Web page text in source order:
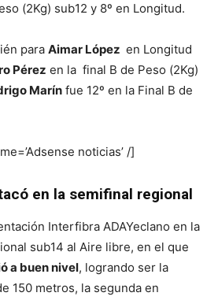
(2Kg) sub12 y 8º en Longitud.
para Aimar López en Longitud
Pérez en la final B de Peso (2Kg)
Marín fue 12º en la Final B de
noticias’ /]
en la semifinal regional
Interfibra ADAYeclano en la
sub14 al Aire libre, en el que
a buen nivel, logrando ser la
150 metros, la segunda en